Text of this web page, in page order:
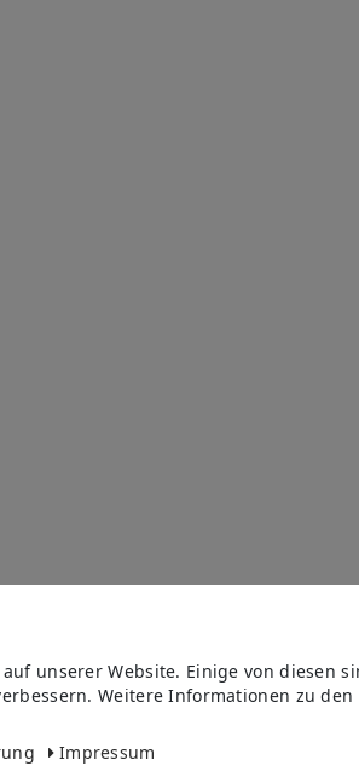
unserer Website. Einige von diesen
Weitere Informationen zu
Impressum